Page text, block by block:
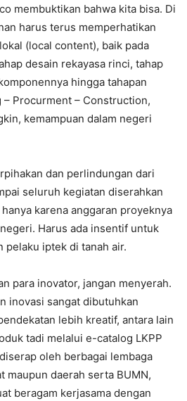
membuktikan bahwa kita bisa. Di
harus terus memperhatikan
(local content), baik pada
desain rekayasa rinci, tahap
hingga tahapan
Procurment – Construction,
kemampuan dalam negeri
dan perlindungan dari
seluruh kegiatan diserahkan
karena anggaran proyeknya
Harus ada insentif untuk
pelaku iptek di tanah air.
para inovator, jangan menyerah.
inovasi sangat dibutuhkan
lebih kreatif, antara lain
tadi melalui e-catalog LKPP
oleh berbagai lembaga
maupun daerah serta BUMN,
beragam kerjasama dengan